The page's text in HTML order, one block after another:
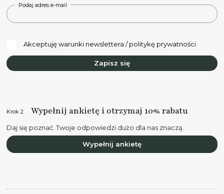
Podaj adres e-mail
Akceptuję warunki newslettera / politykę prywatności
Zapisz się
Krok 2 Wypełnij ankietę i otrzymaj 10% rabatu
Daj się poznać. Twoje odpowiedzi dużo dla nas znaczą.
Wypełnij ankietę